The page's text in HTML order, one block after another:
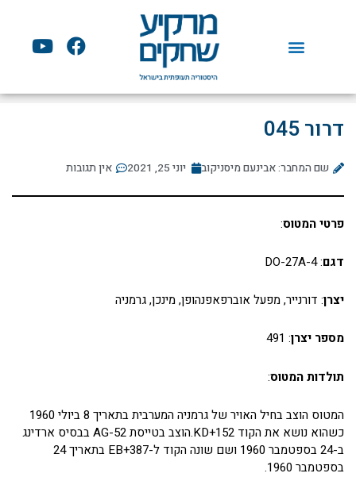
F
a
e
k
Y
o
t
דרור 045
שם המחבר: אבינעם מיסניקוב יוני 25, 2021 אין תגובות
פרטי המטוס:
דגם: DO-27A-4
יצרן: דורנייר, מפעל אוברפאפנהופן, מינכן, גרמניה
מספר יצרן: 491
תולדות המטוס:
המטוס הוצב בחיל האויר של גרמניה המערבית בתאריך 8 ביולי 1960
כשהוא נושא את הקוד KD+152.הוצב בטייסת AG-52 בבסיס ארדינג
ב-24 בספטמבר 1960 ושם שונה הקוד ל-EB+387 בתאריך 24
בספטמבר 1960.